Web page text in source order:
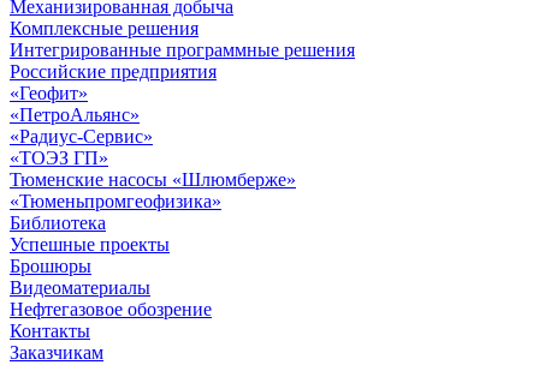
Механизированная добыча
Комплексные решения
Интегрированные программные решения
Российские предприятия
«Геофит»
«ПетроАльянс»
«Радиус-Сервис»
«ТОЭЗ ГП»
Тюменские насосы «Шлюмберже»
«Тюменьпромгеофизика»
Библиотека
Успешные проекты
Брошюры
Видеоматериалы
Нефтегазовое обозрение
Контакты
Заказчикам